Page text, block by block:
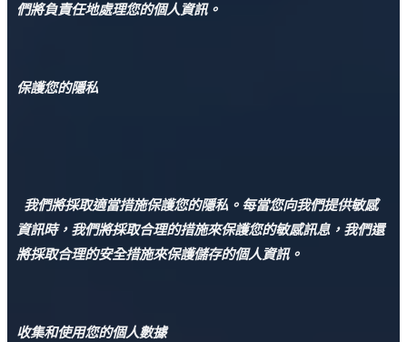
們將負責任地處理您的個人資訊。
保護您的隱私
我們將採取適當措施保護您的隱私。 每當您向我們提供敏感
資訊時，我們將採取合理的措施來保護您的敏感訊息，我們還
將採取合理的安全措施來保護儲存的個人資訊。
收集和使用您的個人數據